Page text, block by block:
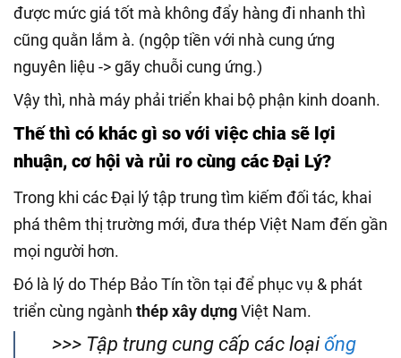
được mức giá tốt mà không đẩy hàng đi nhanh thì
cũng quằn lắm à. (ngộp tiền với nhà cung ứng
nguyên liệu -> gãy chuỗi cung ứng.)
Vậy thì, nhà máy phải triển khai bộ phận kinh doanh.
Thế thì có khác gì so với việc chia sẽ lợi
nhuận, cơ hội và rủi ro cùng các Đại Lý?
Trong khi các Đại lý tập trung tìm kiếm đối tác, khai
phá thêm thị trường mới, đưa thép Việt Nam đến gần
mọi người hơn.
Đó là lý do Thép Bảo Tín tồn tại để phục vụ & phát
triển cùng ngành thép xây dựngViệt Nam.
>>> Tập trung cung cấp các loạiống